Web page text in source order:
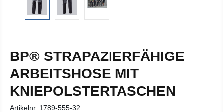
BP® STRAPAZIERFÄHIGE
ARBEITSHOSE MIT
KNIEPOLSTERTASCHEN
Artikelnr. 1789-555-32